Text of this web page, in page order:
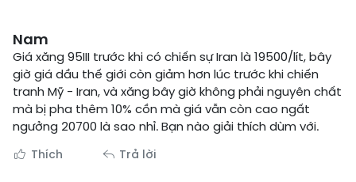
Nam
Giá xăng 95III trước khi có chiến sự Iran là 19500/lít, bây
giờ giá dầu thế giới còn giảm hơn lúc trước khi chiến
tranh Mỹ - Iran, và xăng bây giờ không phải nguyên chất
mà bị pha thêm 10% cồn mà giá vẫn còn cao ngất
ngưởng 20700 là sao nhỉ. Bạn nào giải thích dùm với.
Thích Trả lời